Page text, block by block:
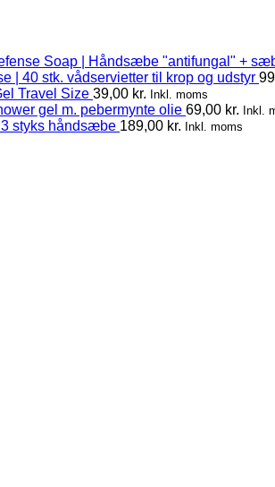
Soap | Håndsæbe "antifungal" +
| 40 stk. vådservietter til krop og udstyr
Travel Size 39,00 kr. Inkl. moms
gel m. pebermynte olie 69,00 kr. Inkl.
styks håndsæbe 189,00 kr. Inkl. moms